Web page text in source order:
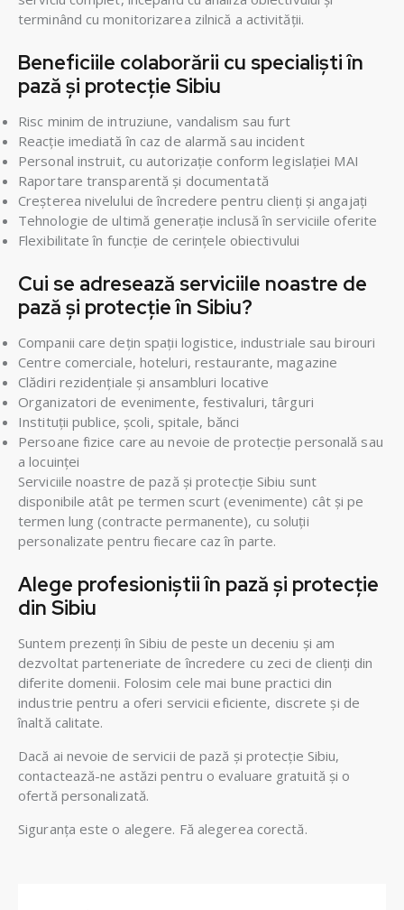
terminând cu monitorizarea zilnică a activității.
Beneficiile colaborării cu specialiști în
pază și protecție Sibiu
Risc minim de intruziune, vandalism sau furt
Reacție imediată în caz de alarmă sau incident
Personal instruit, cu autorizație conform legislației MAI
Raportare transparentă și documentată
Creșterea nivelului de încredere pentru clienți și angajați
Tehnologie de ultimă generație inclusă în serviciile oferite
Flexibilitate în funcție de cerințele obiectivului
Cui se adresează serviciile noastre de
pază și protecție în Sibiu?
Companii care dețin spații logistice, industriale sau birouri
Centre comerciale, hoteluri, restaurante, magazine
Clădiri rezidențiale și ansambluri locative
Organizatori de evenimente, festivaluri, târguri
Instituții publice, școli, spitale, bănci
Persoane fizice care au nevoie de protecție personală sau
a locuinței
Serviciile noastre de pază și protecție Sibiu sunt
disponibile atât pe termen scurt (evenimente) cât și pe
termen lung (contracte permanente), cu soluții
personalizate pentru fiecare caz în parte.
Alege profesioniștii în pază și protecție
din Sibiu
Suntem prezenți în Sibiu de peste un deceniu și am
dezvoltat parteneriate de încredere cu zeci de clienți din
diferite domenii. Folosim cele mai bune practici din
industrie pentru a oferi servicii eficiente, discrete și de
înaltă calitate.
Dacă ai nevoie de servicii de pază și protecție Sibiu,
contactează-ne astăzi pentru o evaluare gratuită și o
ofertă personalizată.
Siguranța este o alegere. Fă alegerea corectă.